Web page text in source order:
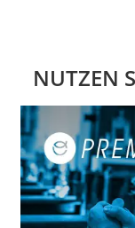
NUTZEN